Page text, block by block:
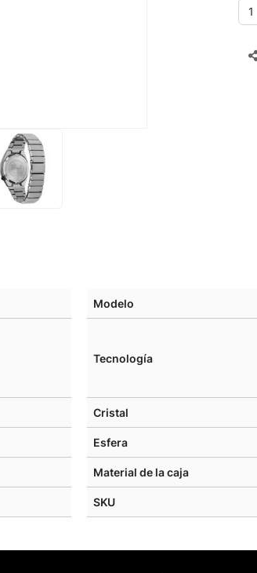
Modelo
Tecnología
Cristal
Esfera
Material de la caja
SKU